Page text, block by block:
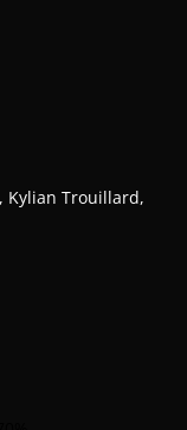
Kylian Trouillard,